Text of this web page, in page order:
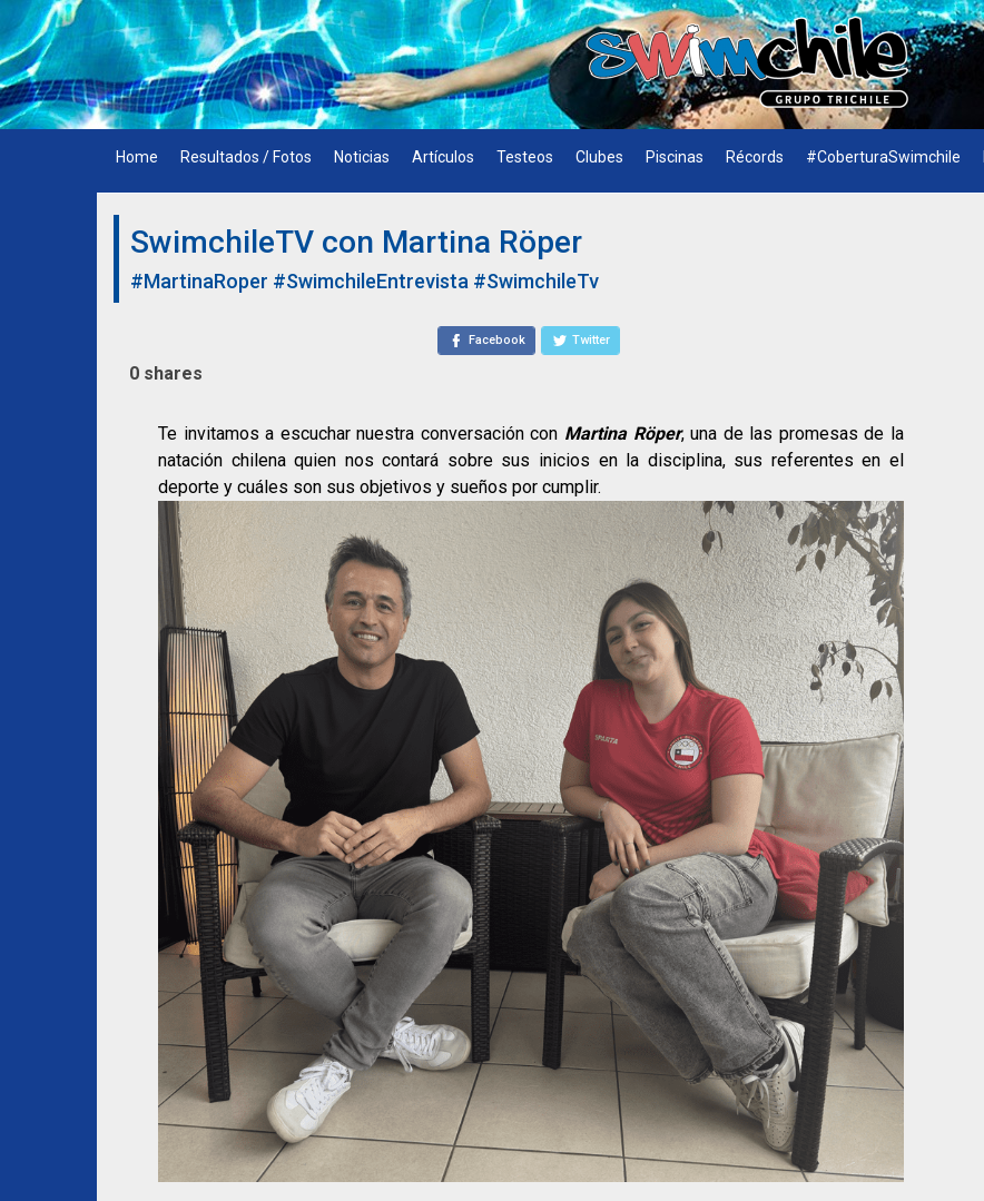
Skip
to
content
Home Resultados / Fotos Noticias Artículos Testeos Clubes Piscinas Récords #CoberturaSwimchile
SwimchileTV con Martina Röper
#MartinaRoper #SwimchileEntrevista #SwimchileTv
Facebook Twitter
0 shares
Te invitamos a escuchar nuestra conversación con Martina Röper, una de las promesas de la
natación chilena quien nos contará sobre sus inicios en la disciplina, sus referentes en el
deporte y cuáles son sus objetivos y sueños por cumplir.